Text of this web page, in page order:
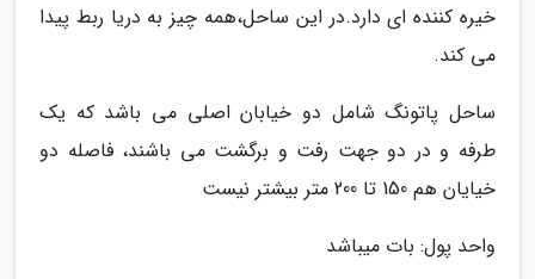
خیره کننده ای دارد.در این ساحل،همه چیز به دریا ربط پیدا
می کند.
ساحل پاتونگ شامل دو خیابان اصلی می باشد که یک
طرفه و در دو جهت رفت و برگشت می باشند، فاصله دو
خیایان هم 150 تا 200 متر بیشتر نیست
واحد پول: بات میباشد